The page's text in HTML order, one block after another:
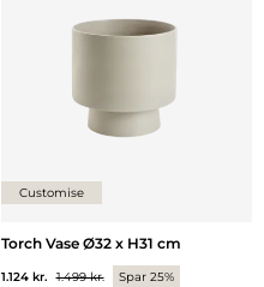
Customise
Torch Vase Ø32 x H31 cm
1.124 kr. 1.499 kr. Spar 25%